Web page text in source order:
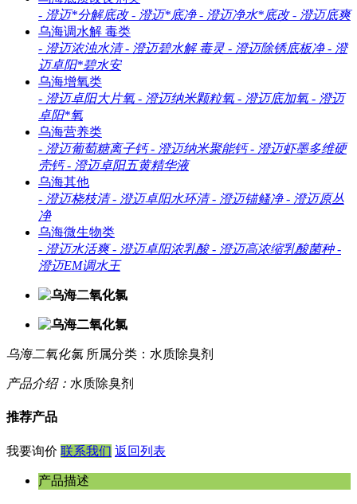
- 澄迈*分解底改 - 澄迈*底净 - 澄迈净水*底改 - 澄迈底爽
乌海调水解 毒类
- 澄迈浓浊水清 - 澄迈碧水解 毒灵 - 澄迈除锈底板净 - 澄
迈卓阳*碧水安
乌海增氧类
- 澄迈卓阳大片氧 - 澄迈纳米颗粒氧 - 澄迈底加氧 - 澄迈
卓阳*氧
乌海营养类
- 澄迈葡萄糖离子钙 - 澄迈纳米聚能钙 - 澄迈虾墨多维硬
壳钙 - 澄迈卓阳五黄精华液
乌海其他
- 澄迈桡枝清 - 澄迈卓阳水环清 - 澄迈锚鳋净 - 澄迈原丛
净
乌海微生物类
- 澄迈水活爽 - 澄迈卓阳浓乳酸 - 澄迈高浓缩乳酸菌种 -
澄迈EM调水王
乌海二氧化氯 所属分类：水质除臭剂
产品介绍： 水质除臭剂
推荐产品
我要询价 联系我们 返回列表
产品描述